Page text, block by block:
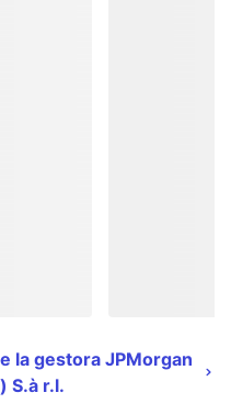
la gestora JPMorgan
S.à r.l.